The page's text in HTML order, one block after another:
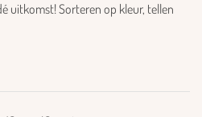
uitkomst! Sorteren op kleur, tellen